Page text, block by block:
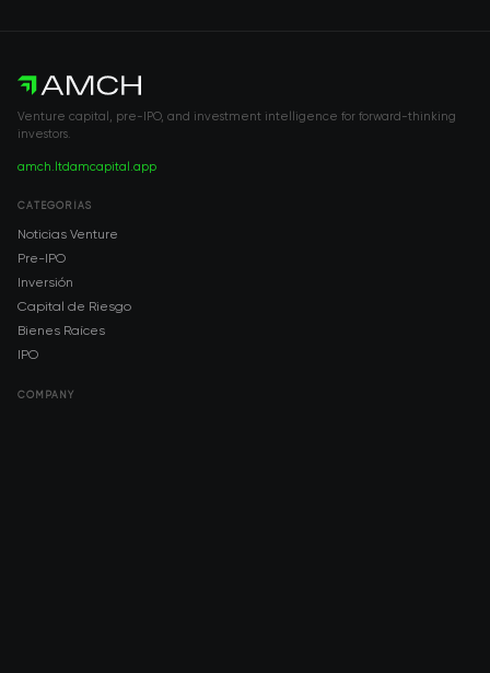
Venture capital, pre-IPO, and investment intelligence for forward-thinking
investors.
amch.ltdamcapital.app
CATEGORÍAS
Noticias Venture
Pre-IPO
Inversión
Capital de Riesgo
Bienes Raíces
IPO
COMPANY